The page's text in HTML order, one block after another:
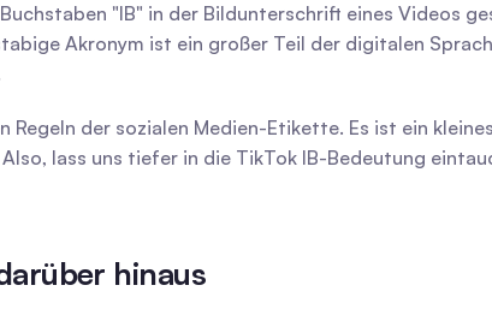
"IB" in der Bildunterschrift eines Videos
Akronym ist ein großer Teil der digitalen
der sozialen Medien-Etikette. Es ist ein
lass uns tiefer in die TikTok IB-Bedeutung
hinaus